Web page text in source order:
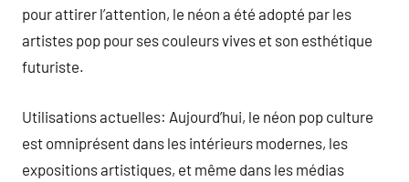
pour attirer l’attention, le néon a été adopté par les
artistes pop pour ses couleurs vives et son esthétique
futuriste.
Utilisations actuelles: Aujourd’hui, le néon pop culture
est omniprésent dans les intérieurs modernes, les
expositions artistiques, et même dans les médias